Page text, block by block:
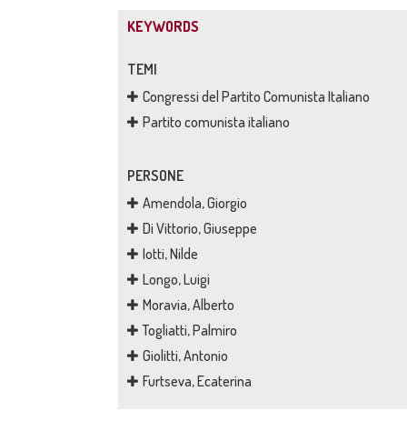
KEYWORDS
TEMI
Congressi del Partito Comunista Italiano
Partito comunista italiano
PERSONE
Amendola, Giorgio
Di Vittorio, Giuseppe
Iotti, Nilde
Longo, Luigi
Moravia, Alberto
Togliatti, Palmiro
Giolitti, Antonio
Furtseva, Ecaterina